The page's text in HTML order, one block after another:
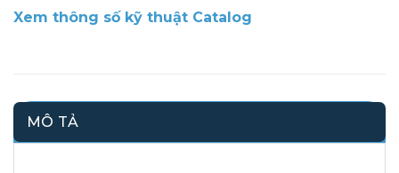
Xem thông số kỹ thuật Catalog
MÔ TẢ